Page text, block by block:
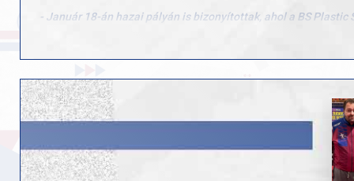
- Január 18-án hazai pályán is bizonyítottak, ahol a BS
Utánpótlás játékosaink is kitettek magukért a Budapest
- Péntek Gábor Levente U13-ban bronzérmet szerzett, U12-
- Bancsó Belián, Németh Bence és Nagy Marci is szép
- Kozári Julka, Szabó Zsófi és Szűcs Panni is remekül
Gratulálunk minden játékosnak és edzőnek a fantasztikus